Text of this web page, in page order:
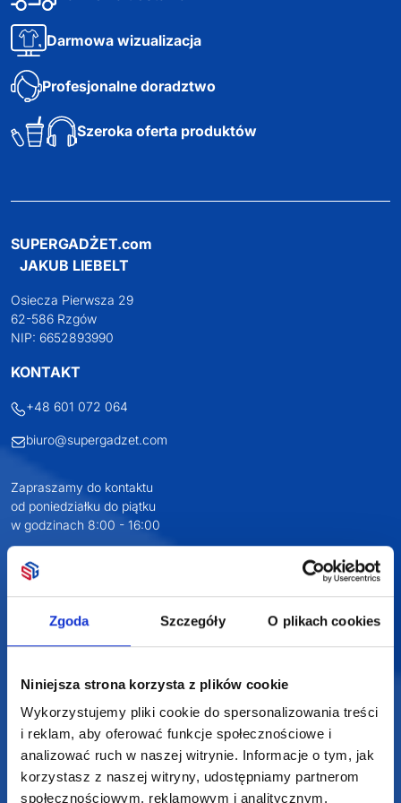
Zgoda Szczegóły O plikach cookies
Niniejsza strona korzysta z plików cookie
Wykorzystujemy pliki cookie do spersonalizowania treści
i reklam, aby oferować funkcje społecznościowe i
analizować ruch w naszej witrynie. Informacje o tym, jak
korzystasz z naszej witryny, udostępniamy partnerom
społecznościowym, reklamowym i analitycznym.
Darmowa wizualizacja
SUPERGADŻET.com
JAKUB LIEBELT
Osiecza Pierwsza 29
NIP: 6652893990
KONTAKT
+48 601 072 064
biuro@supergadzet.com
Zapraszamy do kontaktu
od poniedziałku do piątku
2025 SUPERGADŻET.com © Wszelkie prawa zastrzeżone /